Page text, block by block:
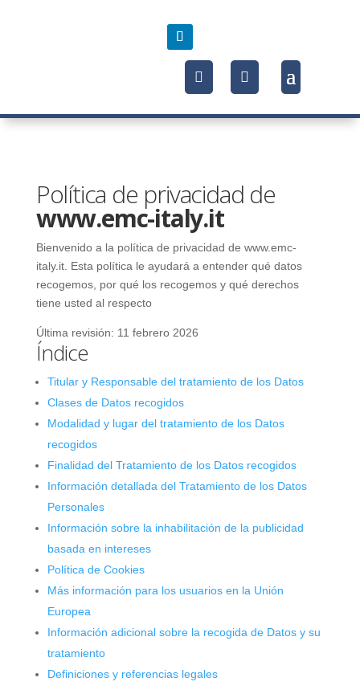
Política de privacidad de
www.emc-italy.it
Bienvenido a la política de privacidad de www.emc-
italy.it. Esta política le ayudará a entender qué datos
recogemos, por qué los recogemos y qué derechos
tiene usted al respecto
Última revisión: 11 febrero 2026
Índice
Titular y Responsable del tratamiento de los Datos
Clases de Datos recogidos
Modalidad y lugar del tratamiento de los Datos
recogidos
Finalidad del Tratamiento de los Datos recogidos
Información detallada del Tratamiento de los Datos
Personales
Información sobre la inhabilitación de la publicidad
basada en intereses
Política de Cookies
Más información para los usuarios en la Unión
Europea
Información adicional sobre la recogida de Datos y su
tratamiento
Definiciones y referencias legales